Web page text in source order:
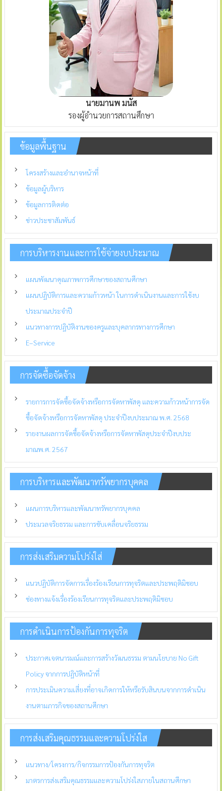
นายมานพ มนัส
รองผู้อำนวยการสถานศึกษา
ข้อมูลพื้นฐาน
โครงสร้างและอำนาจหน้าที่
ข้อมูลผู้บริหาร
ข้อมูลการติดต่อ
ข่าวประชาสัมพันธ์
การบริหารงานและการใช้จ่ายงบประมาณ
แผนพัฒนาคุณภาพการศึกษาของสถานศึกษา
แผนปฏิบัติการและความก้าวหน้า ในการดำเนินงานและการใช้งบ
ประมาณประจำปี
แนวทางการปฏิบัติงานของครูและบุคลากรทางการศึกษา
E–Service
การจัดซื้อจัดจ้าง
รายการการจัดซื้อจัดจ้างหรือการจัดหาพัสดุ และความก้าวหน้าการจัด
ซื้อจัดจ้างหรือการจัดหาพัสดุ ประจำปีงบประมาณ พ.ศ. 2568
รายงานผลการจัดซื้อจัดจ้างหรือการจัดหาพัสดุประจำปีงบประ
มาณพ.ศ. 2567
การบริหารและพัฒนาทรัพยากรบุคคล
แผนการบริหารและพัฒนาทรัพยากรบุคคล
ประมวลจริยธรรม และการขับเคลื่อนจริยธรรม
การส่งเสริมความโปร่งใส่
แนวปฏิบัติการจัดการเรื่องร้องเรียนการทุจริตและประพฤติมิชอบ
ช่องทางแจ้งเรื่องร้องเรียนการทุจริตและประพฤติมิชอบ
การดำเนินการป้องกันการทุจริต
ประกาศเจตนารมณ์และการสร้างวัฒนธรรม ตามนโยบาย No Gift
Policy จากการปฏิบัติหน้าที่
การประเมินความเสี่ยงที่อาจเกิดการให้หรือรับสินบนจากการดำเนิน
งานตามภารกิจของสถานศึกษา
การส่งเสริมคุณธรรมและความโปร่งใส
แนวทาง/โครงการ/กิจกรรมการป้องกันการทุจริต
มาตรการส่งเสริมคุณธรรมและความโปร่งใสภายในสถานศึกษา